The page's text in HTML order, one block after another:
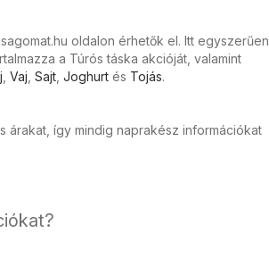
oldalon érhetők el. Itt egyszerűen
a Túrós táska akcióját, valamint
Vaj Sajt Joghurt és Tojás.
árakat, így mindig naprakész információkat